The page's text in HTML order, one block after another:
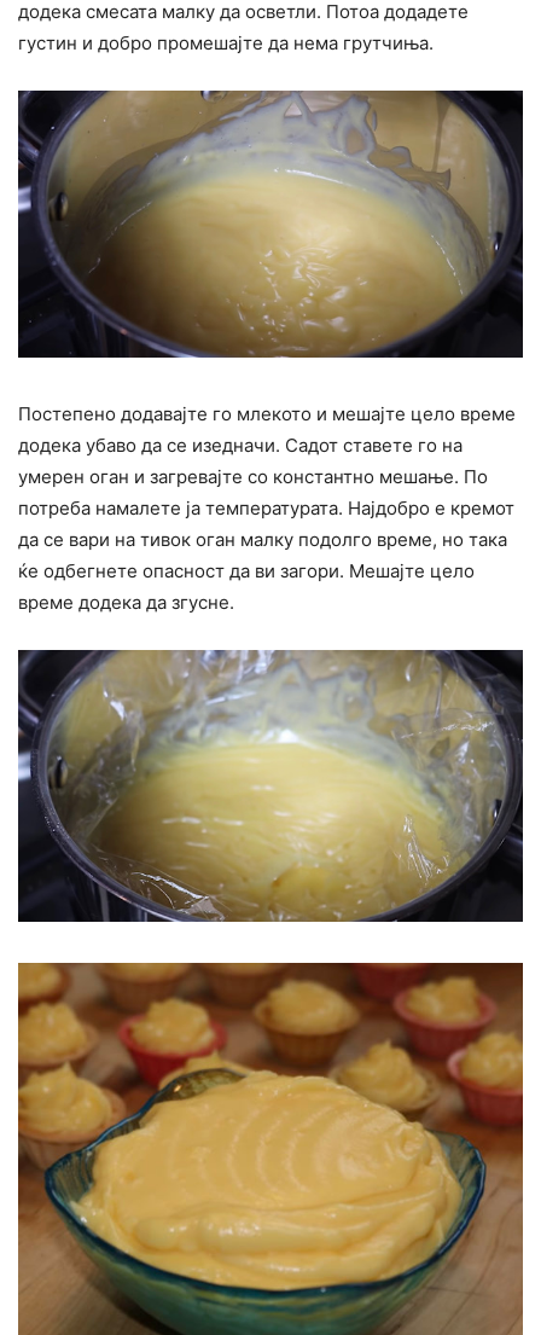
додека смесата малку да осветли. Потоа додадете
густин и добро промешајте да нема грутчиња.
Постепено додавајте го млекото и мешајте цело време
додека убаво да се изедначи. Садот ставете го на
умерен оган и загревајте со константно мешање. По
потреба намалете ја температурата. Најдобро е кремот
да се вари на тивок оган малку подолго време, но така
ќе одбегнете опасност да ви загори. Мешајте цело
време додека да згусне.